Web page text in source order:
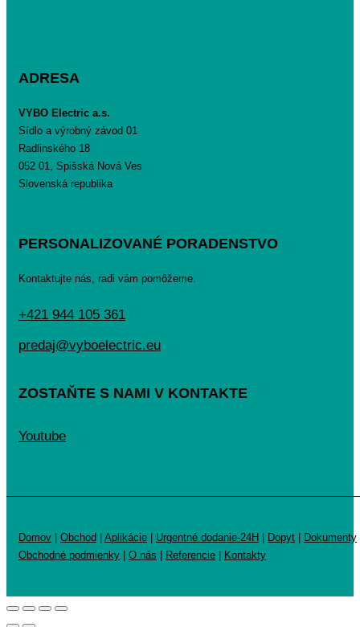
ADRESA
VYBO Electric a.s.
Sídlo a výrobný závod 01
Radlinského 18
052 01, Spišská Nová Ves
Slovenská republika
PERSONALIZOVANÉ PORADENSTVO
Kontaktujte nás, radi vám pomôžeme.
+421 944 105 361
predaj@vyboelectric.eu
ZOSTAŇTE S NAMI V KONTAKTE
Youtube
Domov | Obchod | Aplikácie | Urgentné dodanie-24H | Dopyt | Dokumenty
Obchodné podmienky | O nás | Referencie | Kontakty